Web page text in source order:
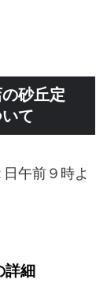
砂丘定
て
午前９時よ
詳細